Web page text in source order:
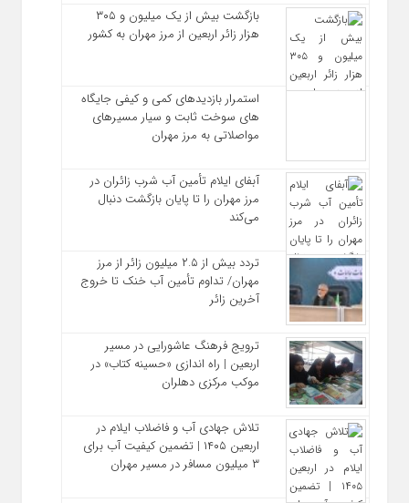
بازگشت بیش از یک میلیون و ۳۰۵
هزار زائر اربعین از مرز مهران به کشور
استمرار بازدیدهای کمی و کیفی جایگاه‌
های سوخت ثابت و سیار مسیرهای
مواصلاتی به مرز مهران
آبفای ایلام تأمین آب شرب زائران در
مرز مهران را تا پایان بازگشت دنبال
می‌کند
تردد بیش از ۲.۵ میلیون زائر از مرز
مهران/ تداوم تأمین آب خنک تا خروج
آخرین زائر
ترویج فرهنگ عاشورایی در مسیر
اربعین | راه‌ اندازی «حسینه کتاب» در
موکب مرکزی دهلران
تلاش جهادی آب و فاضلاب ایلام در
اربعین ۱۴۰۵ | تضمین کیفیت آب برای
۳ میلیون مسافر در مسیر مهران